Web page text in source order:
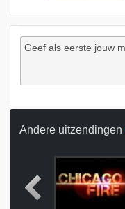
Andere uitzendingen